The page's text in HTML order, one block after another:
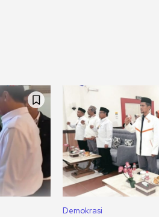
Demokrasi